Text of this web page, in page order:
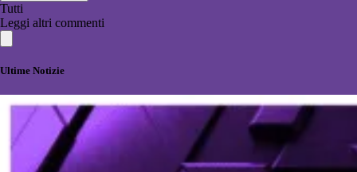
Tutti
Leggi altri commenti
Ultime Notizie